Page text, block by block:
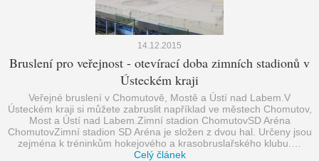
14.12.2015
Bruslení pro veřejnost - otevírací doba zimních stadionů v
Ústeckém kraji
Veřejné bruslení v Chomutově, Mostě a Ústí nad Labem.V
Ústeckém kraji si můžete zabruslit například ve městech Chomutov,
Most a Ústí nad Labem.Zimní stadion ChomutovSD Aréna
ChomutovZimní stadion SD Aréna je složen z dvou hal. Určeny jsou
zejména k tréninkům hokejového a krasobruslařského klubu.…
Celý článek